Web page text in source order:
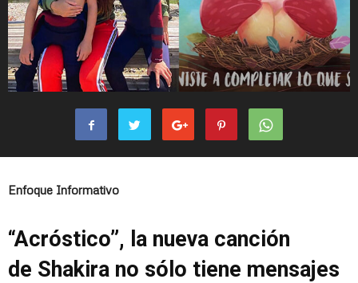
Enfoque Informativo
“Acróstico”, la nueva canción
de Shakira no sólo tiene mensajes